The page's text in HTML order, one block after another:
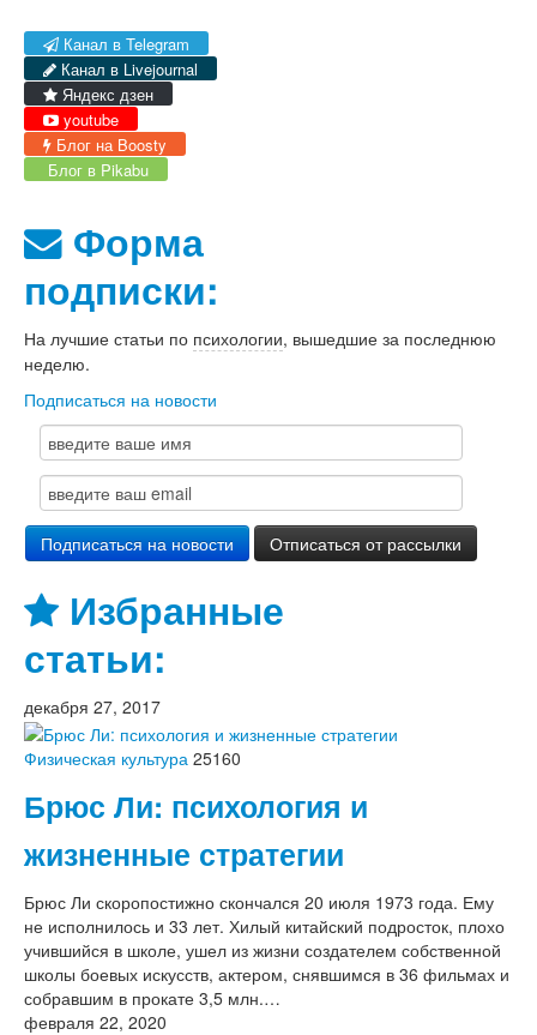
Канал в Telegram
Канал в Livejournal
Яндекс дзен
youtube
Блог на Boosty
Блог в Pikabu
Форма
подписки:
На лучшие статьи по психологии, вышедшие за последнюю
неделю.
Подписаться на новости
Избранные
статьи:
декабря 27, 2017
Физическая культура 25160
Брюс Ли: психология и
жизненные стратегии
Брюс Ли скоропостижно скончался 20 июля 1973 года. Ему
не исполнилось и 33 лет. Хилый китайский подросток, плохо
учившийся в школе, ушел из жизни создателем собственной
школы боевых искусств, актером, снявшимся в 36 фильмах и
собравшим в прокате 3,5 млн.…
февраля 22, 2020